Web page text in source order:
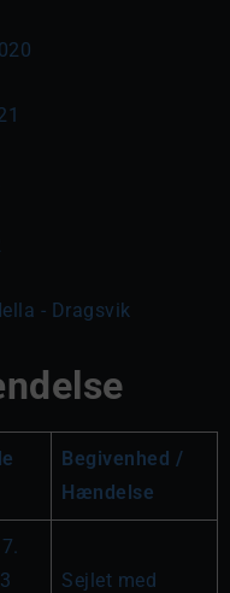
- Dragsvik
Begivenhed /
Hændelse
Sejlet med